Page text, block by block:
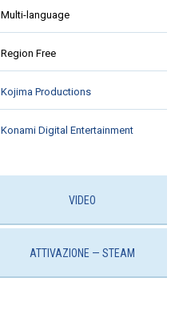
Multi-language
Region Free
Kojima Productions
Konami Digital Entertainment
VIDEO
ATTIVAZIONE — STEAM